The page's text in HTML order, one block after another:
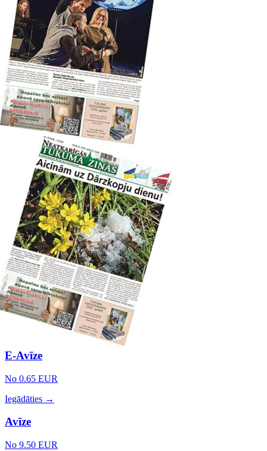
E-Avīze
No 0.65 EUR
Iegādāties →
Avīze
No 9.50 EUR